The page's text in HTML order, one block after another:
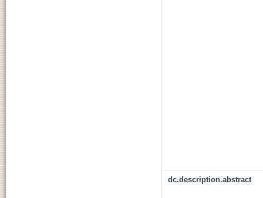
dc.description.abstract